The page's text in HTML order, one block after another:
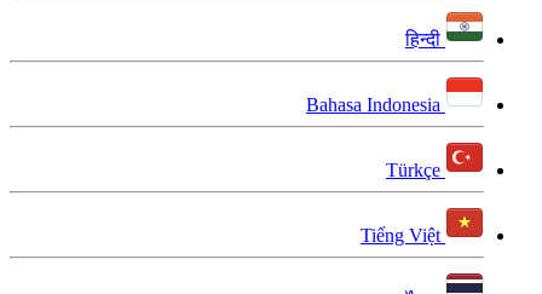
हिन्दी
Bahasa Indonesia
Türkçe
Tiếng Việt